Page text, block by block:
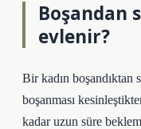
Boşandan
evlenir?
Bir kadın boşandıktan
boşanması
kadar uzun süre